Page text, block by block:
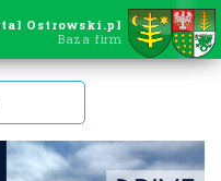
Ostrowski.pl
Baza firm